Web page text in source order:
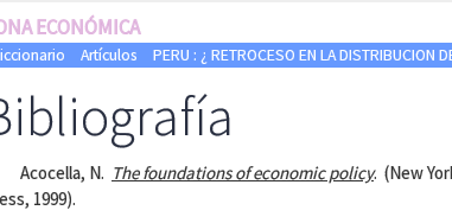
ECONÓMICA
Artículos PERU : ¿ RETROCESO EN LA DISTRIBUCION
N. The foundations of economic policy. (New
1999).